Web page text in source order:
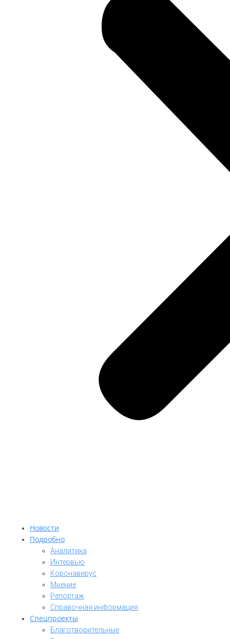
Новости
Подробно
Аналитика
Интервью
Коронавирус
Мнение
Репортаж
Cправочная информация
Спецпроекты
Благотворительные